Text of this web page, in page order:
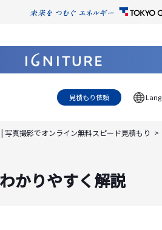
見積もり依頼
写真撮影でオンライン無料スピード見積もり
かりやすく解説